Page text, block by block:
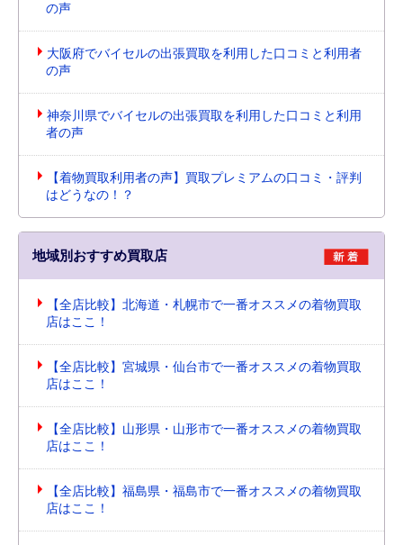
の声
大阪府でバイセルの出張買取を利用した口コミと利用者
の声
神奈川県でバイセルの出張買取を利用した口コミと利用
者の声
【着物買取利用者の声】買取プレミアムの口コミ・評判
はどうなの！？
地域別おすすめ買取店
【全店比較】北海道・札幌市で一番オススメの着物買取
店はここ！
【全店比較】宮城県・仙台市で一番オススメの着物買取
店はここ！
【全店比較】山形県・山形市で一番オススメの着物買取
店はここ！
【全店比較】福島県・福島市で一番オススメの着物買取
店はここ！